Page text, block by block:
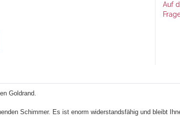
Auf
Goldrand.
Schimmer. Es ist enorm widerstandsfähig und bleibt